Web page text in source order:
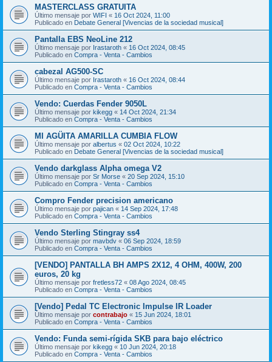
MASTERCLASS GRATUITA
Último mensaje por WIFI « 16 Oct 2024, 11:00
Publicado en Debate General [Vivencias de la sociedad musical]
Pantalla EBS NeoLine 212
Último mensaje por Irastaroth « 16 Oct 2024, 08:45
Publicado en Compra - Venta - Cambios
cabezal AG500-SC
Último mensaje por Irastaroth « 16 Oct 2024, 08:44
Publicado en Compra - Venta - Cambios
Vendo: Cuerdas Fender 9050L
Último mensaje por kikegg « 14 Oct 2024, 21:34
Publicado en Compra - Venta - Cambios
MI AGÜITA AMARILLA CUMBIA FLOW
Último mensaje por albertus « 02 Oct 2024, 10:22
Publicado en Debate General [Vivencias de la sociedad musical]
Vendo darkglass Alpha omega V2
Último mensaje por Sr Morse « 20 Sep 2024, 15:10
Publicado en Compra - Venta - Cambios
Compro Fender precision americano
Último mensaje por pajican « 14 Sep 2024, 17:48
Publicado en Compra - Venta - Cambios
Vendo Sterling Stingray ss4
Último mensaje por mavbdv « 06 Sep 2024, 18:59
Publicado en Compra - Venta - Cambios
[VENDO] PANTALLA BH AMPS 2X12, 4 OHM, 400W, 200
euros, 20 kg
Último mensaje por fretless72 « 08 Ago 2024, 08:45
Publicado en Compra - Venta - Cambios
[Vendo] Pedal TC Electronic Impulse IR Loader
Último mensaje por contrabajo « 15 Jun 2024, 18:01
Publicado en Compra - Venta - Cambios
Vendo: Funda semi-rígida SKB para bajo eléctrico
Último mensaje por kikegg « 10 Jun 2024, 20:18
Publicado en Compra - Venta - Cambios